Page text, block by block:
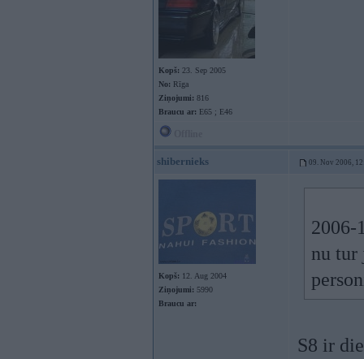
Kopš: 23. Sep 2005
No: Rīga
Ziņojumi: 816
Braucu ar: E65 ; E46
shibernieks 09. Nov 2006,
Kopš: 12. Aug 2004
Ziņojumi: 5990
Braucu ar:
2006-
nu tur
S8 ir